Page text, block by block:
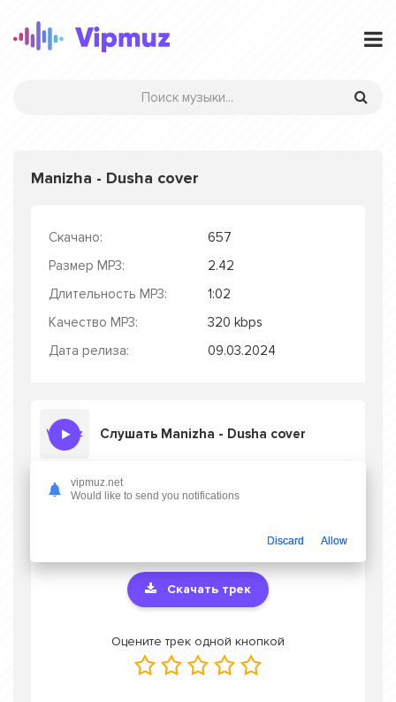
Manizha - Dusha cover
Скачано:
657
Размер MP3:
2.42
Длительность MP3:
1:02
Качество MP3:
320 kbps
Дата релиза:
09.03.2024
Слушать Manizha - Dusha cover
Скачать трек
Оцените трек одной кнопкой
vipmuz.net
Would like to send you notifications
Discard Allow